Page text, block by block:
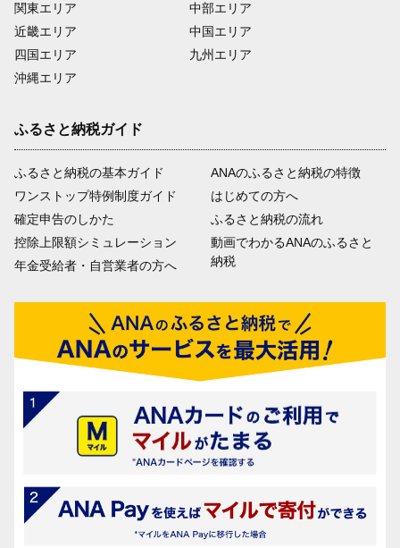
関東エリア
近畿エリア
四国エリア
沖縄エリア
中部エリア
中国エリア
九州エリア
ふるさと納税ガイド
ふるさと納税の基本ガイド
ワンストップ特例制度ガイド
確定申告のしかた
控除上限額シミュレーション
年金受給者・自営業者の方へ
ANAのふるさと納税の特徴
はじめての方へ
ふるさと納税の流れ
動画でわかるANAのふるさと
納税